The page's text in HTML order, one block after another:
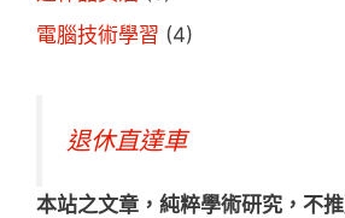
電腦技術學習 (4)
退休直達車
本站之文章，純粹學術研究，不